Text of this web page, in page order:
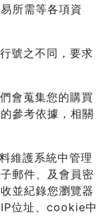
所需等各項資
號之不同，要求
會蒐集您的購買
參考依據，相關
維護系統中管理
郵件、及會員密
並紀錄您瀏覽器
位址、cookie中